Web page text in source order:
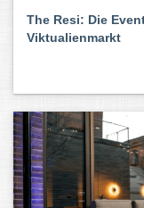
The Resi: Die
Viktualienmarkt